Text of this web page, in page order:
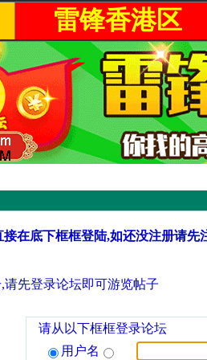
雷锋香港区
在底下框框登陆,如还没注册请先
请先登录论坛即可游览帖子
请从以下框框登录论坛
用户名